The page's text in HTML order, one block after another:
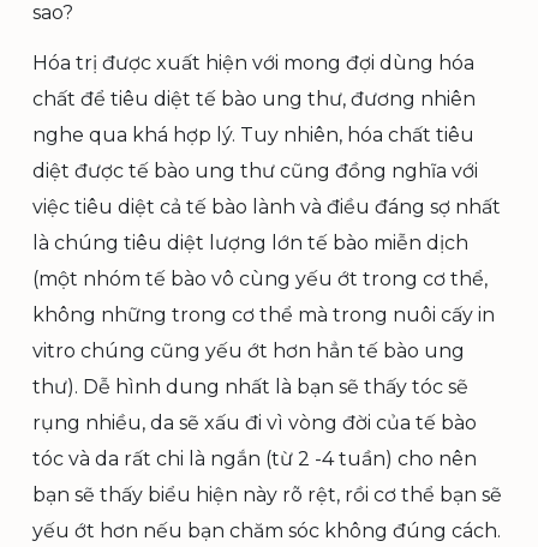
sao?
Hóa trị được xuất hiện với mong đợi dùng hóa
chất để tiêu diệt tế bào ung thư, đương nhiên
nghe qua khá hợp lý. Tuy nhiên, hóa chất tiêu
diệt được tế bào ung thư cũng đồng nghĩa với
việc tiêu diệt cả tế bào lành và điều đáng sợ nhất
là chúng tiêu diệt lượng lớn tế bào miễn dịch
(một nhóm tế bào vô cùng yếu ớt trong cơ thể,
không những trong cơ thể mà trong nuôi cấy in
vitro chúng cũng yếu ớt hơn hẳn tế bào ung
thư). Dễ hình dung nhất là bạn sẽ thấy tóc sẽ
rụng nhiều, da sẽ xấu đi vì vòng đời của tế bào
tóc và da rất chi là ngắn (từ 2 -4 tuần) cho nên
bạn sẽ thấy biểu hiện này rõ rệt, rồi cơ thể bạn sẽ
yếu ớt hơn nếu bạn chăm sóc không đúng cách.